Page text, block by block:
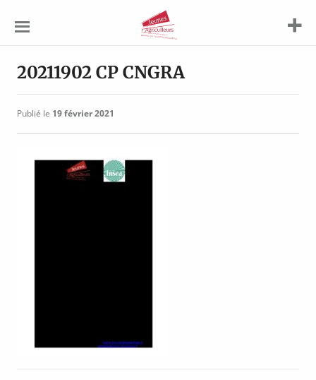
Agriculteurs
20211902 CP CNGRA
Publié le 19 février 2021